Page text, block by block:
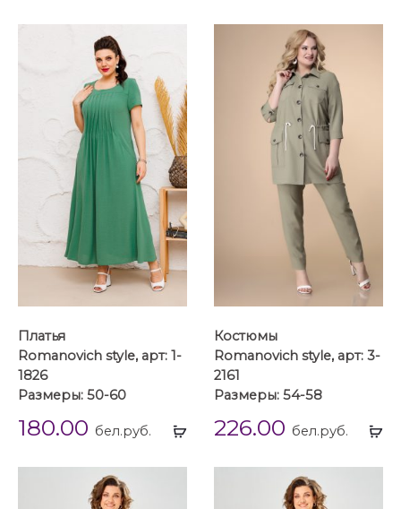
Выбрать
Платья
Romanovich style, арт: 1-
1826
Размеры: 50-60
180.00 бел.руб.
Костюмы
Romanovich style, арт: 3-
2161
Размеры: 54-58
226.00 бел.руб.